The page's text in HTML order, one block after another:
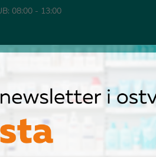
08:00 - 13:00
plaćanja